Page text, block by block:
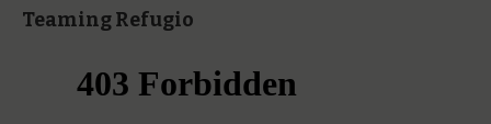
Teaming Refugio